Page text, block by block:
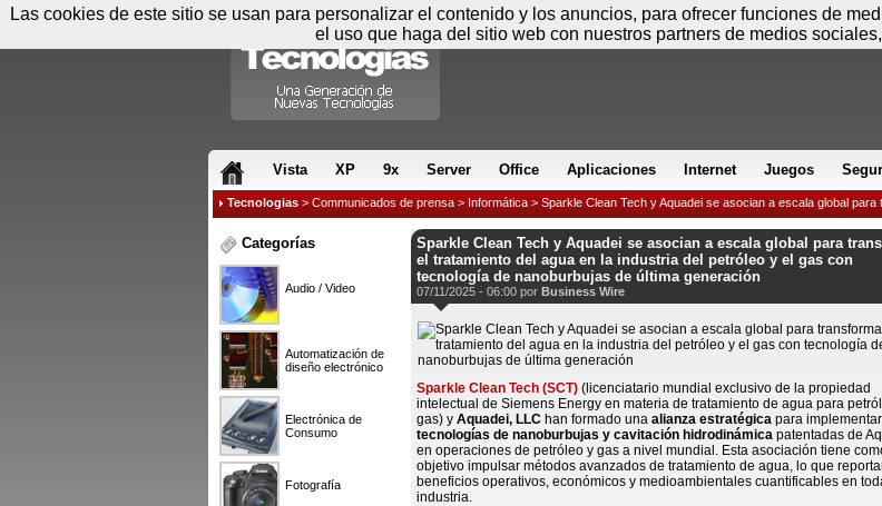
Vista XP 9x Server Office Aplicaciones Internet Juegos
Tecnologias > Communicados de prensa > Informática > Sparkle Clean Tech y Aquadei se asocian a escala global para
Categorías
Audio / Video
Automatización de
diseño electrónico
Electrónica de
Consumo
Fotografía
Sparkle Clean Tech y Aquadei se asocian a escala global para
el tratamiento del agua en la industria del petróleo y el gas con
tecnología de nanoburbujas de última generación
07/11/2025 - 06:00 por Business Wire
Sparkle Clean Tech (SCT) (licenciatario mundial exclusivo de la propiedad
intelectual de Siemens Energy en materia de tratamiento de agua para
gas) y Aquadei, LLC han formado una alianza estratégica para
tecnologías de nanoburbujas y cavitación hidrodinámica patentadas de
en operaciones de petróleo y gas a nivel mundial. Esta asociación tiene
objetivo impulsar métodos avanzados de tratamiento de agua, lo que
beneficios operativos, económicos y medioambientales cuantificables en
industria.
Las cookies de este sitio se usan para personalizar el contenido y los anuncios, para ofrecer funciones de
el uso que haga del sitio web con nuestros partners de medios